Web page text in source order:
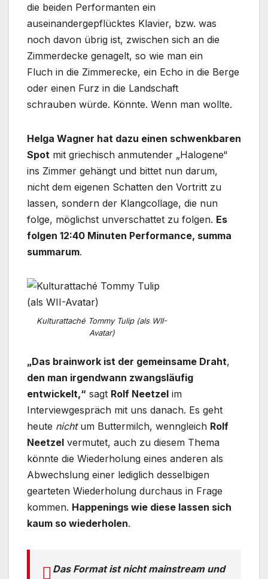
die beiden Performanten ein
auseinandergepflücktes Klavier, bzw. was
noch davon übrig ist, zwischen sich an die
Zimmerdecke genagelt, so wie man ein
Fluch in die Zimmerecke, ein Echo in die Berge
oder einen Furz in die Landschaft
schrauben würde. Könnte. Wenn man wollte.
Helga Wagner hat dazu einen schwenkbaren
Spot mit griechisch anmutender „Halogene“
ins Zimmer gehängt und bittet nun darum,
nicht dem eigenen Schatten den Vortritt zu
lassen, sondern der Klangcollage, die nun
folge, möglichst unverschattet zu folgen. Es
folgen 12:40 Minuten Performance, summa
summarum.
Kulturattaché Tommy Tulip (als WII-
Avatar)
„Das brainwork ist der gemeinsame Draht,
den man irgendwann zwangsläufig
entwickelt,“ sagt Rolf Neetzel im
Interviewgespräch mit uns danach. Es geht
heute nichtum Buttermilch, wenngleich Rolf
Neetzel vermutet, auch zu diesem Thema
könnte die Wiederholung eines anderen als
Abwechslung einer lediglich desselbigen
gearteten Wiederholung durchaus in Frage
kommen. Happenings wie diese lassen sich
kaum so wiederholen.
Das Format ist nicht mainstream und